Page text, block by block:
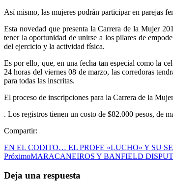
Así mismo, las mujeres podrán participar en parejas
Esta novedad que presenta la Carrera de la Mujer
tener la oportunidad de unirse a los pilares de
del ejercicio y la actividad física.
Es por ello, que, en una fecha tan especial como la
24 horas del viernes 08 de marzo, las corredoras
para todas las inscritas.
El proceso de inscripciones para la Carrera de la
. Los registros tienen un costo de $82.000 pesos, de
Compartir:
EN EL CODITO… EL PROFE «LUCHO» Y SU
PróximoMARACANEIROS Y BANFIELD
Deja una respuesta